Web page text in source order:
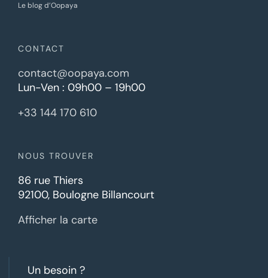
Le blog d’Oopaya
CONTACT
contact@oopaya.com
Lun-Ven : 09h00 – 19h00
+33 144 170 610
NOUS TROUVER
86 rue Thiers
92100, Boulogne Billancourt
Afficher la carte
Un besoin ?